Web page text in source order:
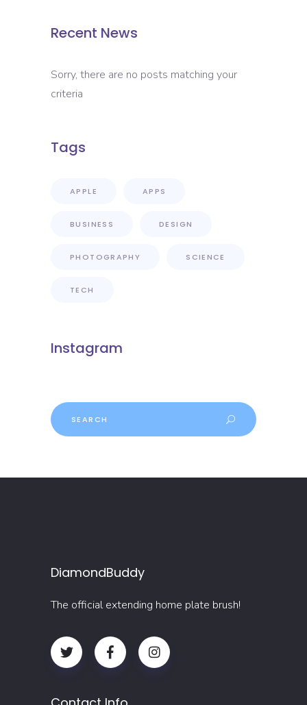
Recent News
Sorry, there are no posts matching your
criteria
Tags
APPLE APPS
BUSINESS DESIGN
PHOTOGRAPHY SCIENCE
TECH
Instagram
Search
for:
DiamondBuddy
The official extending home plate brush!